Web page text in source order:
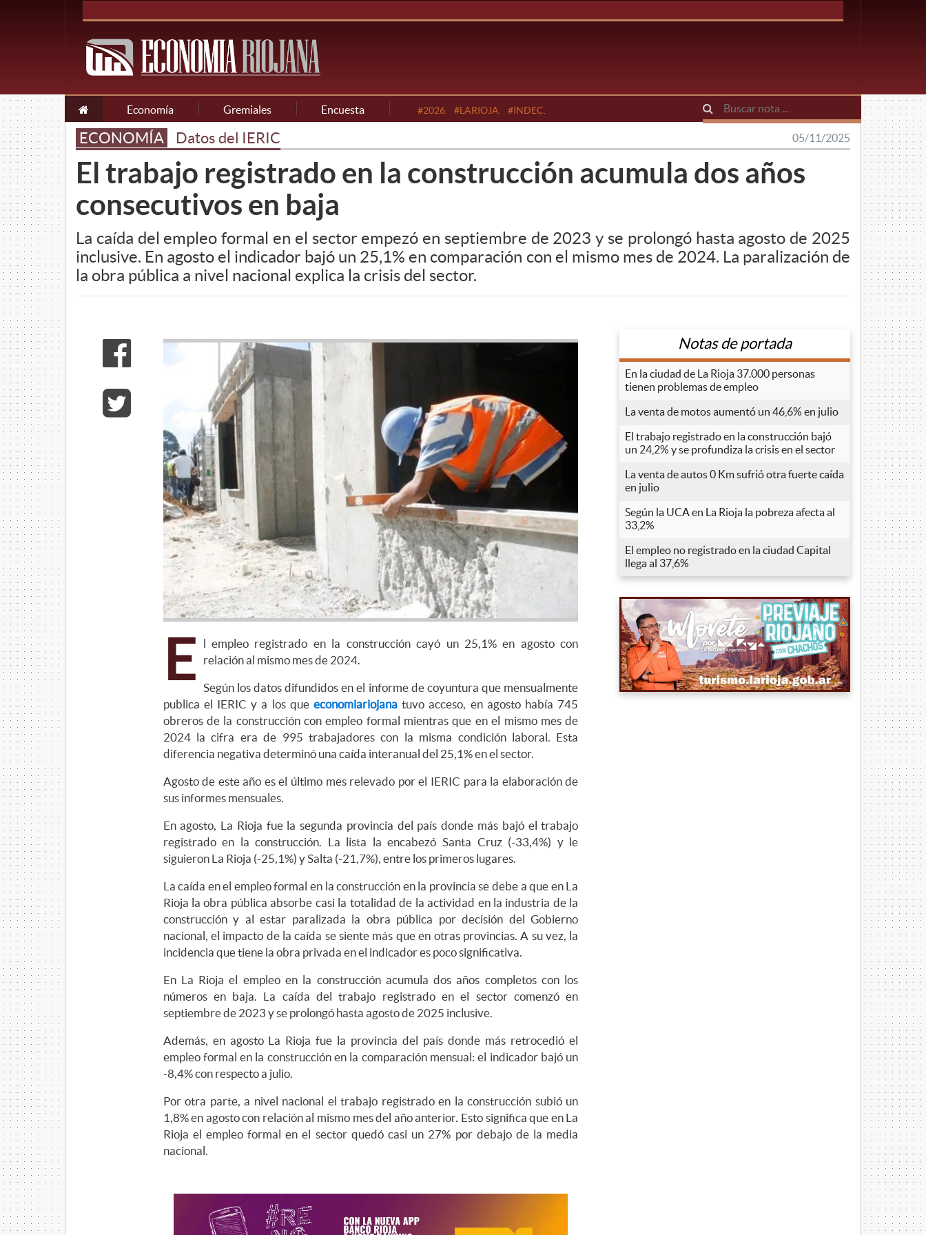
Economía Gremiales Encuesta #2026. #LARIOJA. #INDEC.
ECONOMÍA Datos del IERIC 05/11/2025
El trabajo registrado en la construcción acumula dos años
consecutivos en baja
La caída del empleo formal en el sector empezó en septiembre de 2023 y se prolongó hasta agosto de 2025
inclusive. En agosto el indicador bajó un 25,1% en comparación con el mismo mes de 2024. La paralización de
la obra pública a nivel nacional explica la crisis del sector.
E
l empleo registrado en la construcción cayó un 25,1% en agosto con
relación al mismo mes de 2024.
Según los datos difundidos en el informe de coyuntura que mensualmente
publica el IERIC y a los queeconomiariojana tuvo acceso, en agosto había 745
obreros de la construcción con empleo formal mientras que en el mismo mes de
2024 la cifra era de 995 trabajadores con la misma condición laboral. Esta
diferencia negativa determinó una caída interanual del 25,1% en el sector.
Agosto de este año es el último mes relevado por el IERIC para la elaboración de
sus informes mensuales.
En agosto, La Rioja fue la segunda provincia del país donde más bajó el trabajo
registrado en la construcción. La lista la encabezó Santa Cruz (-33,4%) y le
siguieron La Rioja (-25,1%) y Salta (-21,7%), entre los primeros lugares.
La caída en el empleo formal en la construcción en la provincia se debe a que en La
Rioja la obra pública absorbe casi la totalidad de la actividad en la industria de la
construcción y al estar paralizada la obra pública por decisión del Gobierno
nacional, el impacto de la caída se siente más que en otras provincias. A su vez, la
incidencia que tiene la obra privada en el indicador es poco significativa.
En La Rioja el empleo en la construcción acumula dos años completos con los
números en baja. La caída del trabajo registrado en el sector comenzó en
septiembre de 2023 y se prolongó hasta agosto de 2025 inclusive.
Además, en agosto La Rioja fue la provincia del país donde más retrocedió el
empleo formal en la construcción en la comparación mensual: el indicador bajó un
-8,4% con respecto a julio.
Por otra parte, a nivel nacional el trabajo registrado en la construcción subió un
1,8% en agosto con relación al mismo mes del año anterior. Esto significa que en La
Rioja el empleo formal en el sector quedó casi un 27% por debajo de la media
nacional.
Notas de portada
En la ciudad de La Rioja 37.000 personas
tienen problemas de empleo
La venta de motos aumentó un 46,6% en julio
El trabajo registrado en la construcción bajó
un 24,2% y se profundiza la crisis en el sector
La venta de autos 0 Km sufrió otra fuerte caída
en julio
Según la UCA en La Rioja la pobreza afecta al
33,2%
El empleo no registrado en la ciudad Capital
llega al 37,6%